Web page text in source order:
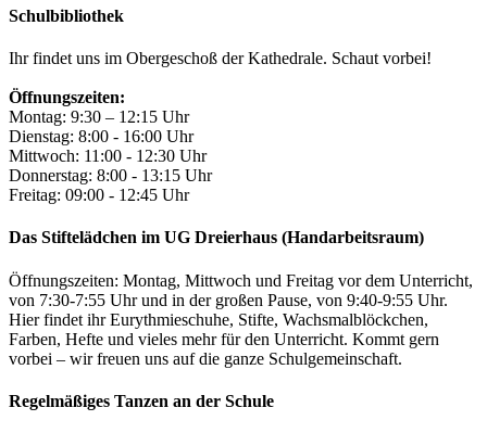
Schulbibliothek
Ihr findet uns im Obergeschoß der Kathedrale. Schaut vorbei!
Öffnungszeiten:
Montag: 9:30 – 12:15 Uhr
Dienstag: 8:00 - 16:00 Uhr
Mittwoch: 11:00 - 12:30 Uhr
Donnerstag: 8:00 - 13:15 Uhr
Freitag: 09:00 - 12:45 Uhr
Das Stiftelädchen im UG Dreierhaus (Handarbeitsraum)
Öffnungszeiten: Montag, Mittwoch und Freitag vor dem Unterricht,
von 7:30-7:55 Uhr und in der großen Pause, von 9:40-9:55 Uhr.
Hier findet ihr Eurythmieschuhe, Stifte, Wachsmalblöckchen,
Farben, Hefte und vieles mehr für den Unterricht. Kommt gern
vorbei – wir freuen uns auf die ganze Schulgemeinschaft.
Regelmäßiges Tanzen an der Schule